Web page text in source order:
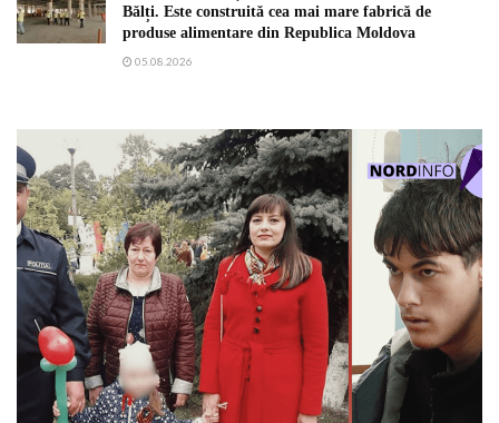
Bălți. Este construită cea mai mare fabrică de
produse alimentare din Republica Moldova
05.08.2026